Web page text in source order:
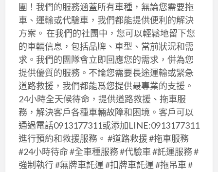
團！我們的服務涵蓋所有車種，無論您需要拖
車、運輸或代驗車，我們都能提供便利的解決
方案。 在我們的社團中，您可以輕鬆地留下您
的車輛信息，包括品牌、車型、當前狀況和需
求。我們的團隊會立即回應您的需求，併為您
提供優質的服務。不論您需要長途運輸或緊急
道路救援，我們都能爲您提供最專業的支援。
24小時全天候待命，提供道路救援、拖車服
務，解決客戶各種車輛故障和困境。客戶可以
通過電話0913177311或添加LINE:0913177311
進行預約和救援服務。 #道路救援 #拖車服務
#24小時待命 #全車種服務 #代驗車 #託運服務 #
強制執行 #無牌車託運 #扣牌車託運 #拖吊車 #